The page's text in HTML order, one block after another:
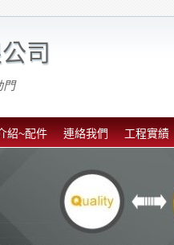
司
門
紹~配件 連絡我們 工程實績